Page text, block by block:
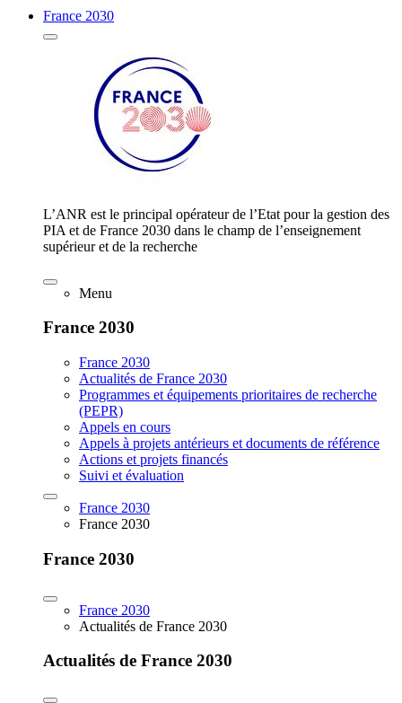
France 2030
L’ANR est le principal opérateur de l’Etat pour la gestion des
PIA et de France 2030 dans le champ de l’enseignement
supérieur et de la recherche
Menu
France 2030
France 2030
Actualités de France 2030
Programmes et équipements prioritaires de recherche
(PEPR)
Appels en cours
Appels à projets antérieurs et documents de référence
Actions et projets financés
Suivi et évaluation
France 2030
France 2030
France 2030
France 2030
Actualités de France 2030
Actualités de France 2030